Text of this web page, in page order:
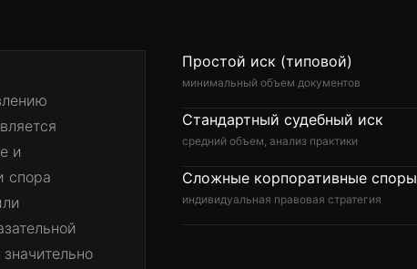
и
спора
Простой иск (типовой)
минимальный объем документов
Стандартный судебный иск
средний объем, анализ практики
Сложные корпоративные споры
индивидуальная правовая стратегия